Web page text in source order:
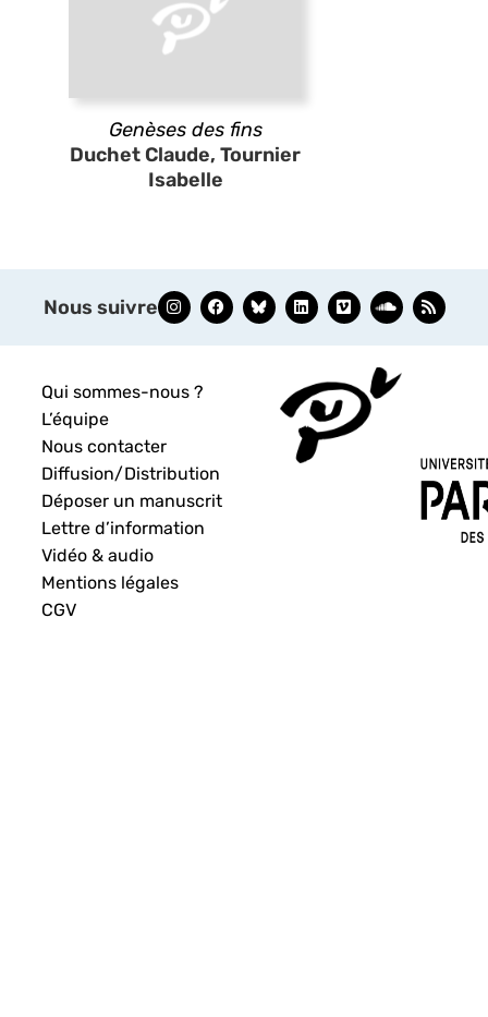
Genèses des fins
Duchet Claude, Tournier
Isabelle
Nous suivre
Qui sommes-nous ?
L’équipe
Nous contacter
Diffusion/Distribution
Déposer un manuscrit
Lettre d’information
Vidéo & audio
Mentions légales
CGV